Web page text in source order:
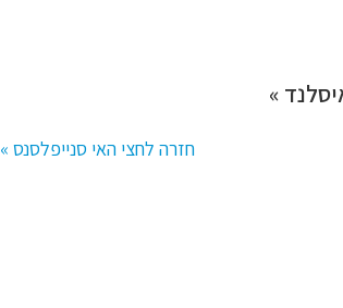
»
חזרה לחצי האי סנייפלסנס »